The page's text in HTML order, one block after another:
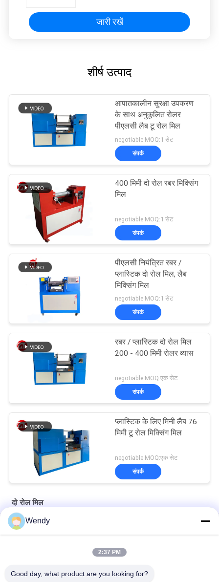
जारी रखें
शीर्ष उत्पाद
आपातकालीन सुरक्षा उपकरण
के साथ अनुकूलित रोलर
पीएलसी लैब टू रोल मिल
negotiable MOQ:1 सेट
संपर्क
400 मिमी दो रोल रबर मिक्सिंग
मिल
negotiable MOQ:1 सेट
संपर्क
पीएलसी नियंत्रित रबर /
प्लास्टिक दो रोल मिल, लैब
मिक्सिंग मिल
negotiable MOQ:1 सेट
संपर्क
रबर / प्लास्टिक दो रोल मिल
200 - 400 मिमी रोलर व्यास
negotiable MOQ:एक सेट
संपर्क
प्लास्टिक के लिए मिनी लैब 76
मिमी टू रोल मिक्सिंग मिल
negotiable MOQ:एक सेट
संपर्क
दो रोल मिल
मानवकृत पीएलसी नियंत्रण 14 इंच लैब दो रोल मिल
Wendy
2:37 PM
Good day, what product are you looking for?